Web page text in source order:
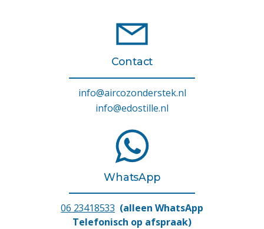
Contact
info@aircozonderstek.nl
info@edostille.nl
WhatsApp
06 23418533 (alleen WhatsApp
Telefonisch op afspraak)